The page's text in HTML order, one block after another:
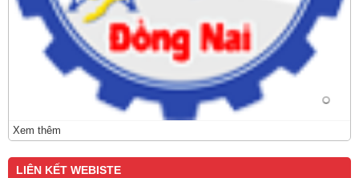
Xem thêm
LIÊN KẾT WEBISTE